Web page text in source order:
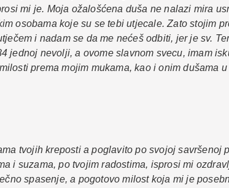
mi je. Moja ožalošćena duša ne nalazi mira
osobama koje su se tebi utjecale. Zato stojim
i nadam se da me nećeš odbiti, jer je sv.
jednoj nevolji, a ovome slavnom svecu, imam
prema mojim mukama, kao i onim dušama
tvojih kreposti a poglavito po svojoj savršenoj
i suzama, po tvojim radostima, isprosi mi
spasenje, a pogotovo milost koja mi je